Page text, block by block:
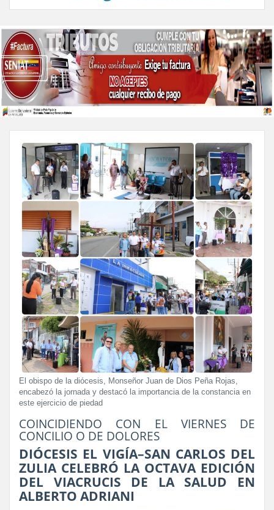
El obispo de la diócesis, Monseñor Juan de Dios Peña Rojas,
encabezó la jornada y destacó la importancia de la constancia en
este ejercicio de piedad
COINCIDIENDO CON EL VIERNES DE
CONCILIO O DE DOLORES
DIÓCESIS EL VIGÍA–SAN CARLOS DEL
ZULIA CELEBRÓ LA OCTAVA EDICIÓN
DEL VIACRUCIS DE LA SALUD EN
ALBERTO ADRIANI